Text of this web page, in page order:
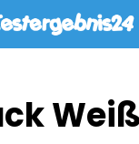
Weiß